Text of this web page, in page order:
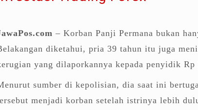
– Korban Panji Permana bukan
diketahui, pria 39 tahun itu juga
yang dilaporkannya kepada penyidik Rp
sumber di kepolisian, dia saat ini
menjadi korban setelah istrinya lebih